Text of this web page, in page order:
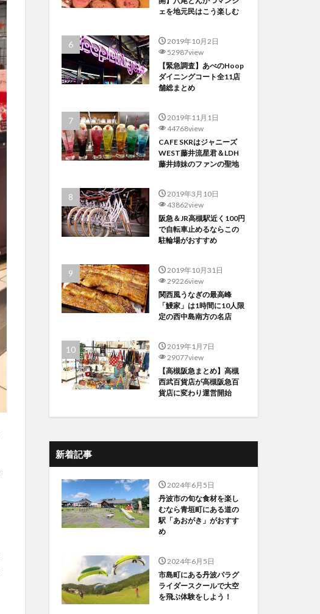
ェを地元民はこう楽しむ
2019年10月2日
52987view
【緊急調査】あべのHoop
ダイニングコート全11店
舗総まとめ
2019年11月1日
44768view
CAFE SKRはジャニーズ
WEST藤井流星君＆LDH
藤井姉妹のファンの聖地
2019年3月10日
43862view
阪急＆JR高槻駅近く100円
で自転車止めるならこの
駐輪場がおすすめ
2019年10月31日
29226view
関西風うなぎの最高峰
「鰻家」は1時間に10人限
定の西中島南方の名店
2019年1月7日
29077view
【高槻阪急まとめ】高槻
西武百貨店が高槻阪急百
貨店に変わり運営開始
新着記事
2024年6月5日
丹波市の旬な食材を楽し
むなら青垣町にある道の
駅「あおがき」がおすす
め
2024年6月5日
市島町にある丹波パラグ
ライダースクールで大空
を飛ぶ体験をしよう！